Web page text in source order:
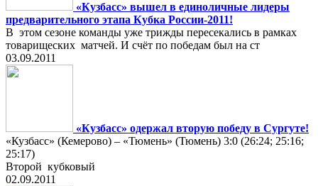
«Кузбасс» вышел в единоличные лидеры
предварительного этапа Кубка России-2011!
В этом сезоне команды уже трижды пересекались в рамках
товарищеских матчей. И счёт по победам был на ст
03.09.2011
«Кузбасс» одержал вторую победу в Сургуте!
«Кузбасс» (Кемерово) – «Тюмень» (Тюмень) 3:0 (26:24; 25:16;
25:17)
Второй кубковый
02.09.2011